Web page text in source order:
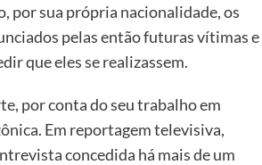
por sua própria nacionalidade, os
pelas então futuras vítimas e
que eles se realizassem.
por conta do seu trabalho em
Em reportagem televisiva,
concedida há mais de um